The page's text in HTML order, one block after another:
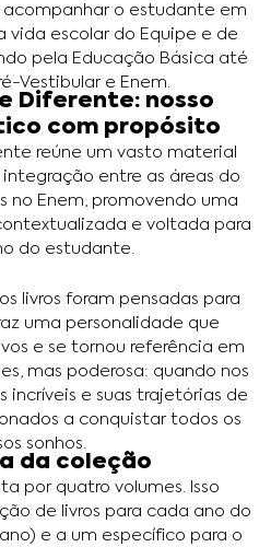
o estudante em
escolar do Equipe e de
pela Educação Básica até
Vestibular e Enem.
Diferente: nosso
com propósito
reúne um vasto material
entre as áreas do
no Enem, promovendo uma
e voltada para
do estudante.
livros foram pensadas para
uma personalidade que
e se tornou referência em
mas poderosa: quando nos
incríveis e suas trajetórias de
a conquistar todos os
sonhos.
da coleção
por quatro volumes. Isso
de livros para cada ano do
ano) e a um específico para o